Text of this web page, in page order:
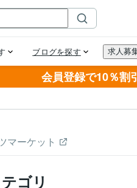
会員登録で10％割
マーケット
ゴリ